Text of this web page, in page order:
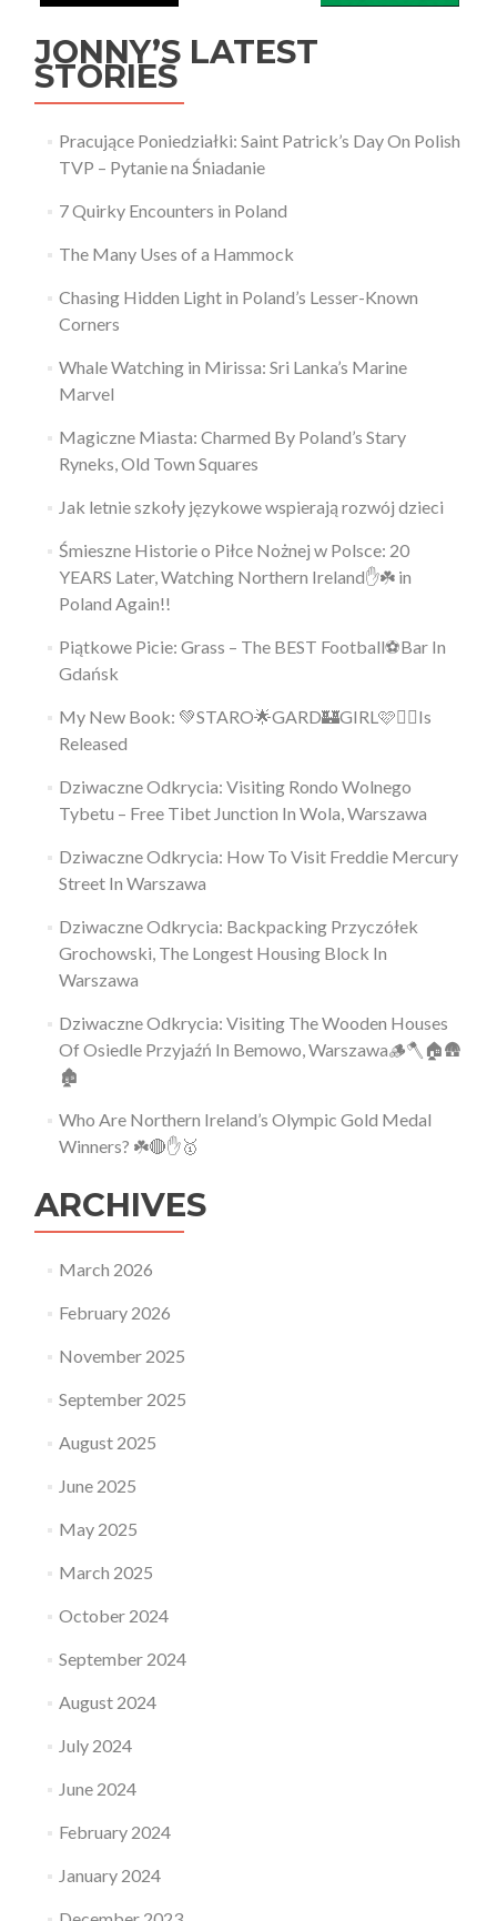
JONNY’S LATEST
STORIES
Pracujące Poniedziałki: Saint Patrick’s Day On Polish
TVP – Pytanie na Śniadanie
7 Quirky Encounters in Poland
The Many Uses of a Hammock
Chasing Hidden Light in Poland’s Lesser-Known
Corners
Whale Watching in Mirissa: Sri Lanka’s Marine
Marvel
Magiczne Miasta: Charmed By Poland’s Stary
Ryneks, Old Town Squares
Jak letnie szkoły językowe wspierają rozwój dzieci
Śmieszne Historie o Piłce Nożnej w Polsce: 20
YEARS Later, Watching Northern Ireland✋️☘️ in
Poland Again!!
Piątkowe Picie: Grass – The BEST Football⚽Bar In
Gdańsk
My New Book: 💚STARO🌟GARD🏰GIRL🩷👱‍♀️Is
Released
Dziwaczne Odkrycia: Visiting Rondo Wolnego
Tybetu – Free Tibet Junction In Wola, Warszawa
Dziwaczne Odkrycia: How To Visit Freddie Mercury
Street In Warszawa
Dziwaczne Odkrycia: Backpacking Przyczółek
Grochowski, The Longest Housing Block In
Warszawa
Dziwaczne Odkrycia: Visiting The Wooden Houses
Of Osiedle Przyjaźń In Bemowo, Warszawa🪵🪓🏠🛖
🏚
Who Are Northern Ireland’s Olympic Gold Medal
Winners? ☘️🔴✋🥇
ARCHIVES
March 2026
February 2026
November 2025
September 2025
August 2025
June 2025
May 2025
March 2025
October 2024
September 2024
August 2024
July 2024
June 2024
February 2024
January 2024